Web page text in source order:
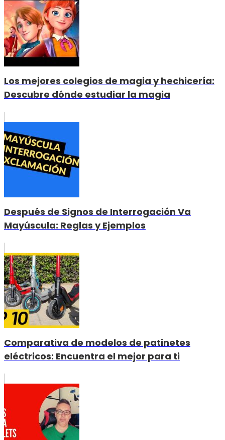
Los mejores colegios de magia y hechicería:
Descubre dónde estudiar la magia
Después de Signos de Interrogación Va
Mayúscula: Reglas y Ejemplos
Comparativa de modelos de patinetes
eléctricos: Encuentra el mejor para ti